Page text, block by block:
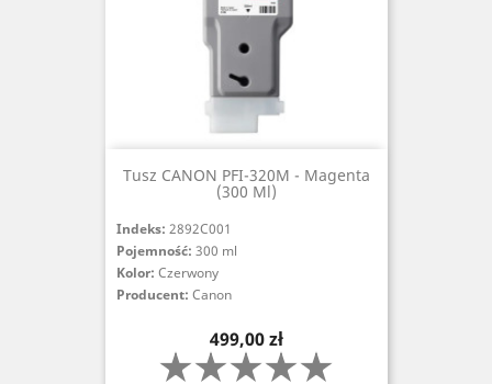
Tusz CANON PFI-320M - Magenta
(300 Ml)
Indeks: 2892C001
Pojemność: 300 ml
Kolor: Czerwony
Producent: Canon
Cena
499,00 zł